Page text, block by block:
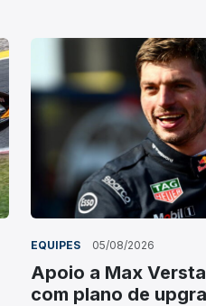
EQUIPES 05/08/2026
Apoio a Max
com plano de